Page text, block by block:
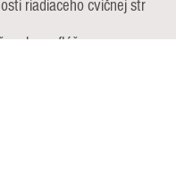
riadiaceho cvičnej str
v kamuflážnom